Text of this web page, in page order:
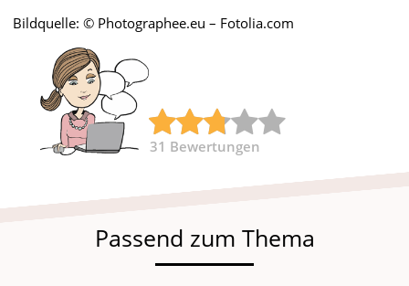
Bildquelle: © Photographee.eu – Fotolia.com
31 Bewertungen
Passend zum Thema